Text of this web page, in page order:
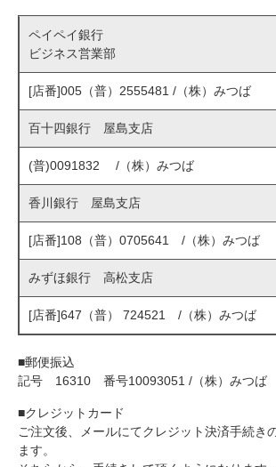
ペイペイ銀行
ビジネス営業部
[店番]005（普）2555481 /（株）みつば
百十四銀行 屋島支店
(普)0091832 /（株）みつば
香川銀行 屋島支店
[店番]108（普）0705641 /（株）みつば
みずほ銀行 高松支店
[店番]647（普） 724521 /（株）みつば
■郵便振込
記号 16310 番号10093051 /（株）みつば
■クレジットカード
ご注文後、メールにてクレジット決済手続き
ます。